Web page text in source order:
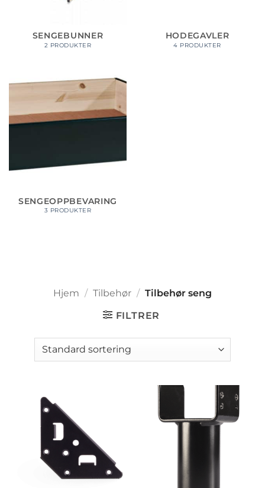
SENGEBUNNER
2 PRODUKTER
HODEGAVLER
4 PRODUKTER
SENGEOPPBEVARING
3 PRODUKTER
Hjem / Tilbehør / Tilbehør seng
FILTRER